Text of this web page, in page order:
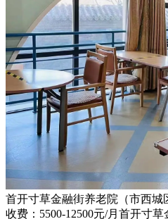
首开寸草金融街养老院（市西城
收费：5500-12500元/月首开寸